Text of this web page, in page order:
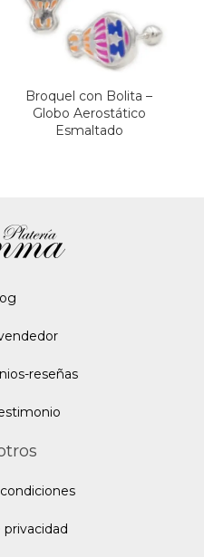
Broquel con Bolita –
Globo Aerostático
Esmaltado
g
reseñas
privacidad